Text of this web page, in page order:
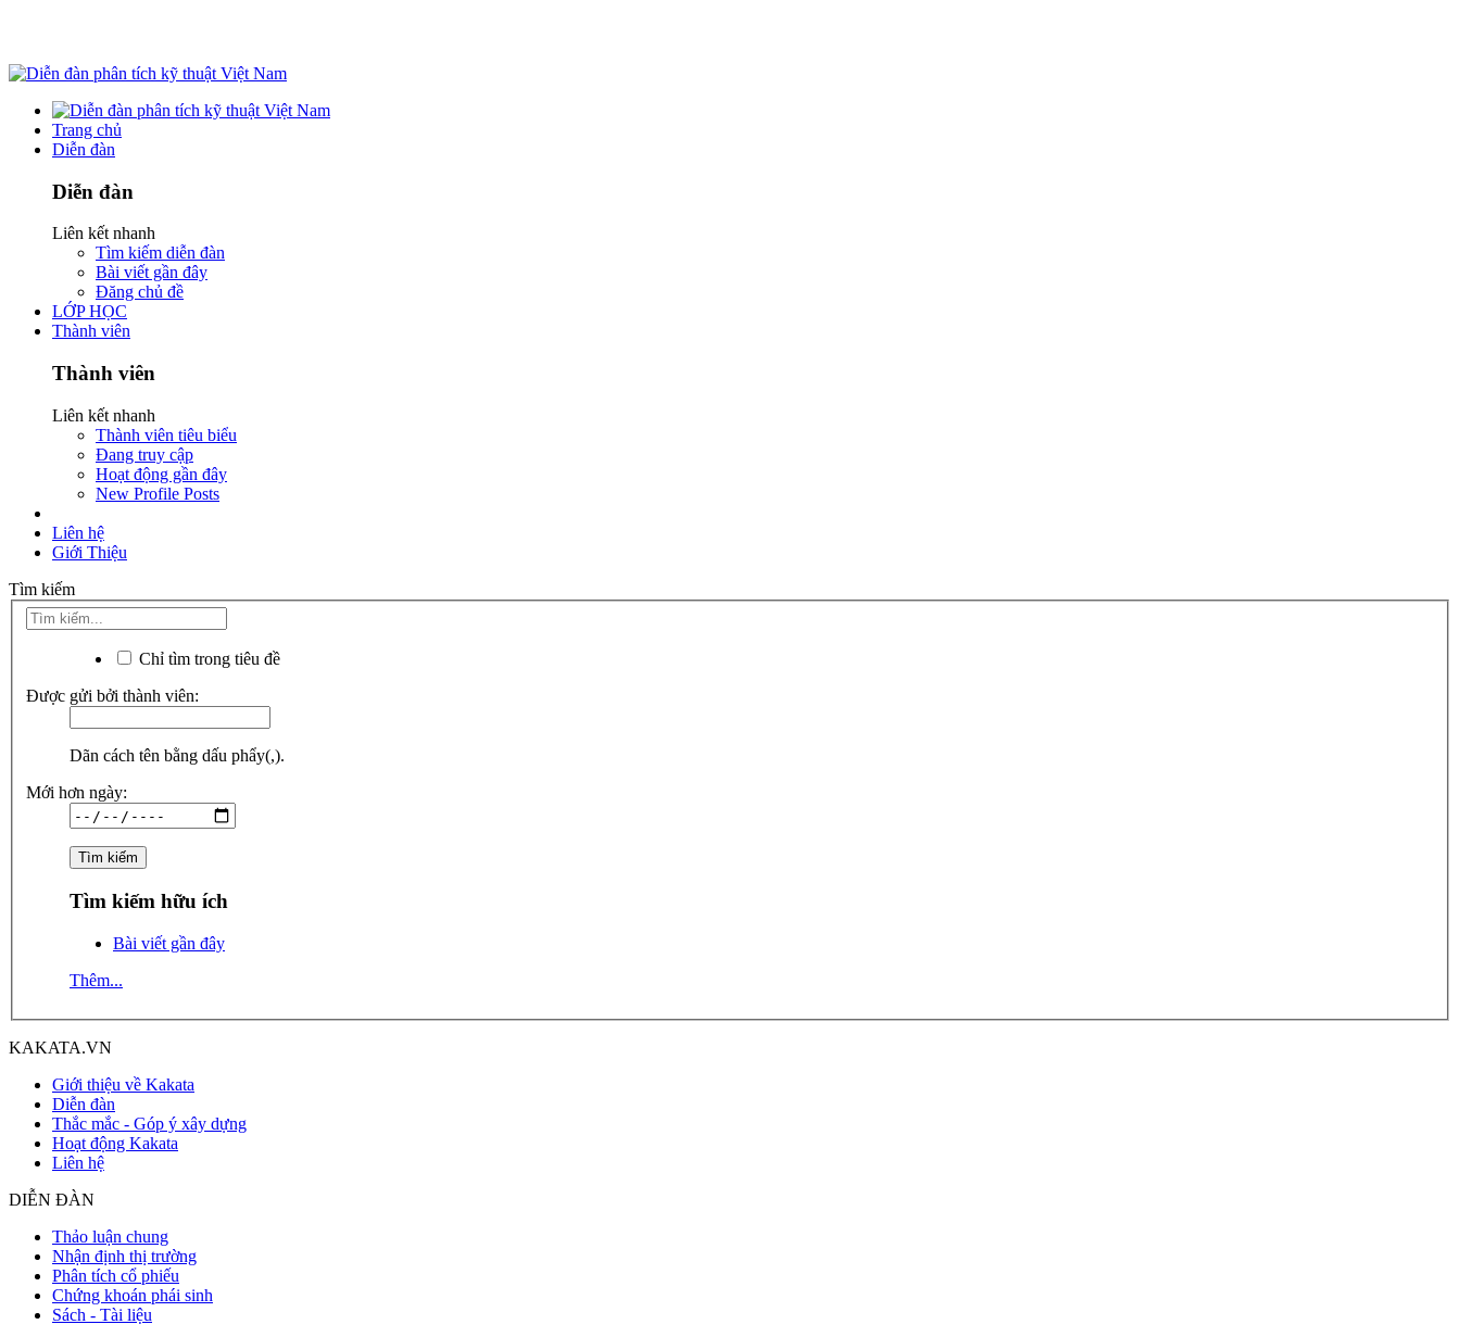
Trang chủ
Diễn đàn
Diễn đàn
Liên kết nhanh
Tìm kiếm diễn đàn
Bài viết gần đây
Đăng chủ đề
LỚP HỌC
Thành viên
Thành viên
Liên kết nhanh
Thành viên tiêu biểu
Đang truy cập
Hoạt động gần đây
New Profile Posts
Liên hệ
Giới Thiệu
Tìm kiếm
Chỉ tìm trong tiêu đề
Được gửi bởi thành viên:
Dãn cách tên bằng dấu phẩy(,).
Mới hơn ngày:
Tìm kiếm hữu ích
Bài viết gần đây
Thêm...
KAKATA.VN
Giới thiệu về Kakata
Diễn đàn
Thắc mắc - Góp ý xây dựng
Hoạt động Kakata
Liên hệ
DIỄN ĐÀN
Thảo luận chung
Nhận định thị trường
Phân tích cổ phiếu
Chứng khoán phái sinh
Sách - Tài liệu